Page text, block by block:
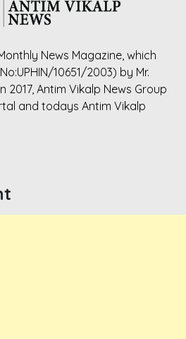
News Magazine, which
10651/2003) by Mr.
2017, Antim Vikalp News Group
and todays Antim Vikalp